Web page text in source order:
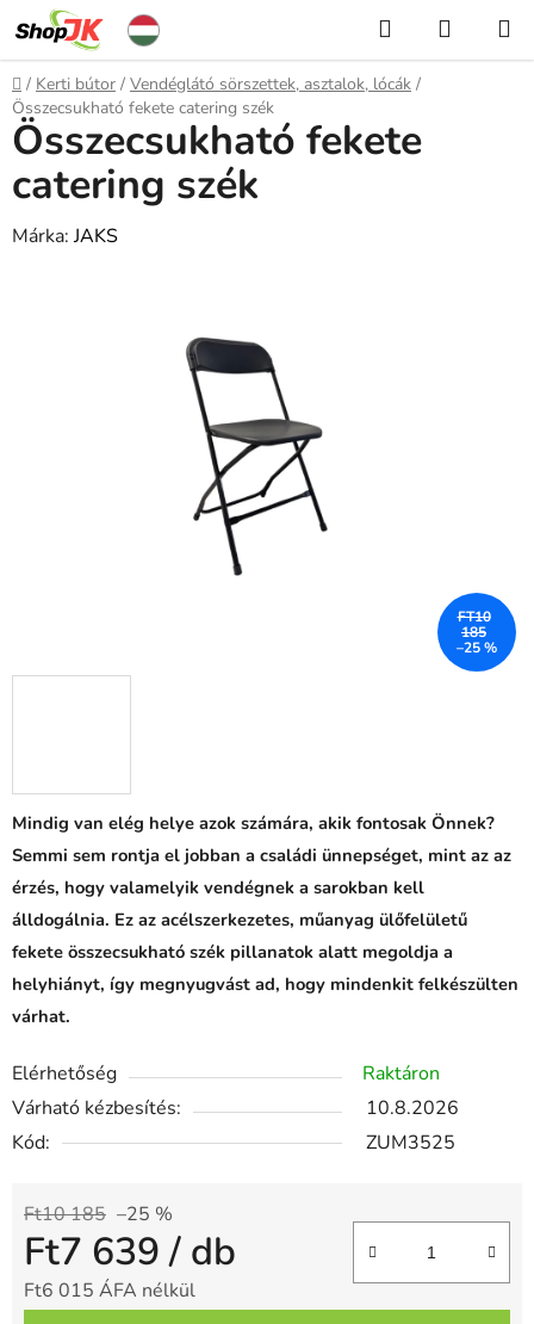
Ugrás
fő
tartalomhoz
KeresésKOSÁR
Kezdőlap
/ Kerti bútor / Vendéglátó sörszettek, asztalok, lócák /
Összecsukható fekete catering szék
Mindig van elég helye azok számára, akik fontosak Önnek?
Semmi sem rontja el jobban a családi ünnepséget, mint az az
érzés, hogy valamelyik vendégnek a sarokban kell
álldogálnia. Ez az acélszerkezetes, műanyag ülőfelületű
fekete összecsukható szék pillanatok alatt megoldja a
helyhiányt, így megnyugvást ad, hogy mindenkit felkészülten
várhat.
Elérhetőség
Raktáron
Várható kézbesítés:
10.8.2026
Kód:
ZUM3525
Ft10 185 –25 %
Ft7 639/ db
Ft6 015 ÁFA nélkül
Összecsukható fekete
catering szék
Márka:JAKS
FT10
185
–25 %